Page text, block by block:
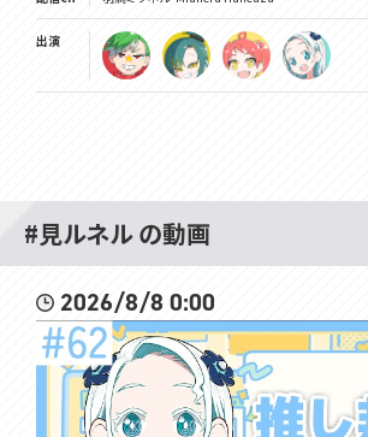
出演
#見ルネル の動画
2026/8/8 0:00